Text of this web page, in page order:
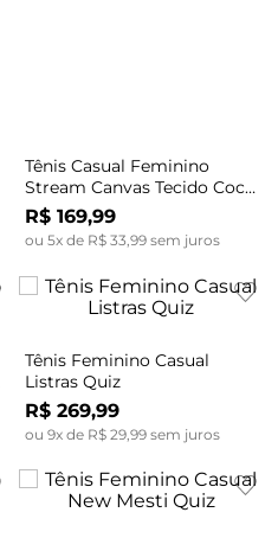
Tênis Casual Feminino
Stream Canvas Tecido Coca
Cola
R$ 169,99
ou 5x de R$ 33,99sem juros
Tênis Feminino Casual
Listras Quiz
R$ 269,99
ou 9x de R$ 29, 99sem juros